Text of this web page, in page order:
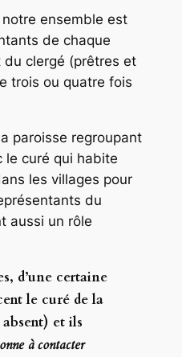
ensemble est
de chaque
clergé (prêtres et
trois ou quatre fois
paroisse regroupant
le curé qui habite
les villages pour
du
aussi un rôle
d’une certaine
le curé de la
et ils
à contacter